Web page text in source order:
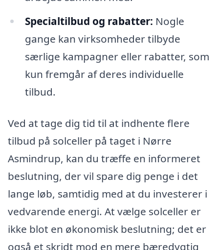
Specialtilbud og rabatter: Nogle
gange kan virksomheder tilbyde
særlige kampagner eller rabatter, som
kun fremgår af deres individuelle
tilbud.
Ved at tage dig tid til at indhente flere
tilbud på solceller på taget i Nørre
Asmindrup, kan du træffe en informeret
beslutning, der vil spare dig penge i det
lange løb, samtidig med at du investerer i
vedvarende energi. At vælge solceller er
ikke blot en økonomisk beslutning; det er
også et skridt mod en mere bæredygtig